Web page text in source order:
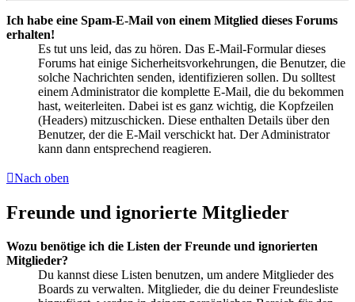
Ich habe eine Spam-E-Mail von einem Mitglied dieses Forums
erhalten!
Es tut uns leid, das zu hören. Das E-Mail-Formular dieses
Forums hat einige Sicherheitsvorkehrungen, die Benutzer, die
solche Nachrichten senden, identifizieren sollen. Du solltest
einem Administrator die komplette E-Mail, die du bekommen
hast, weiterleiten. Dabei ist es ganz wichtig, die Kopfzeilen
(Headers) mitzuschicken. Diese enthalten Details über den
Benutzer, der die E-Mail verschickt hat. Der Administrator
kann dann entsprechend reagieren.
Nach oben
Freunde und ignorierte Mitglieder
Wozu benötige ich die Listen der Freunde und ignorierten
Mitglieder?
Du kannst diese Listen benutzen, um andere Mitglieder des
Boards zu verwalten. Mitglieder, die du deiner Freundesliste